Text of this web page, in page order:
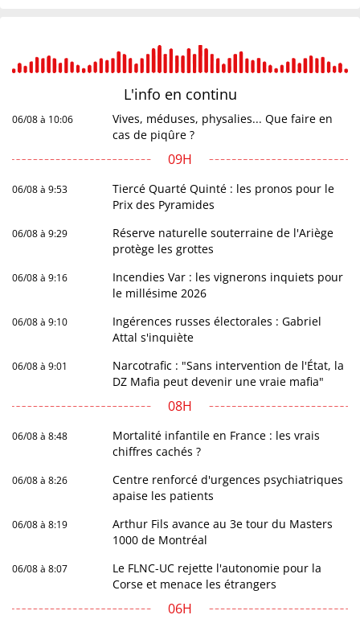
L'info en continu
06/08 à 10:06
Vives, méduses, physalies... Que faire en
cas de piqûre ?
09H
06/08 à 9:53
Tiercé Quarté Quinté : les pronos pour le
Prix des Pyramides
06/08 à 9:29
Réserve naturelle souterraine de l'Ariège
protège les grottes
06/08 à 9:16
Incendies Var : les vignerons inquiets pour
le millésime 2026
06/08 à 9:10
Ingérences russes électorales : Gabriel
Attal s'inquiète
06/08 à 9:01
Narcotrafic : "Sans intervention de l'État, la
DZ Mafia peut devenir une vraie mafia"
08H
06/08 à 8:48
Mortalité infantile en France : les vrais
chiffres cachés ?
06/08 à 8:26
Centre renforcé d'urgences psychiatriques
apaise les patients
06/08 à 8:19
Arthur Fils avance au 3e tour du Masters
1000 de Montréal
06/08 à 8:07
Le FLNC-UC rejette l'autonomie pour la
Corse et menace les étrangers
06H